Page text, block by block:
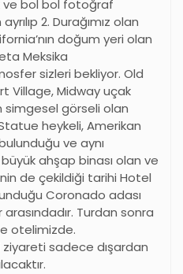
ve bol bol fotoğraf
2. Durağımız olan
doğum yeri olan
Meksika
sizleri bekliyor. Old
Village, Midway uçak
simgesel görseli olan
heykeli, Amerikan
ve aynı
ahşap binası olan ve
de çekildiği tarihi Hotel
Coronado adası
Turdan sonra
otelimizde.
sadece dışardan